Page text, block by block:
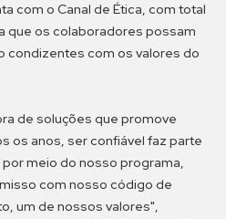
com o Canal de Ética, com total
que os colaboradores possam
condizentes com os valores do
de soluções que promove
os anos, ser confiável faz parte
meio do nosso programa,
com nosso código de
um de nossos valores",